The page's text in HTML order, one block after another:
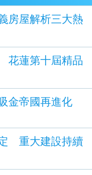
房屋解析三大熱
花蓮第十屆精品
金帝國再進化
重大建設持續